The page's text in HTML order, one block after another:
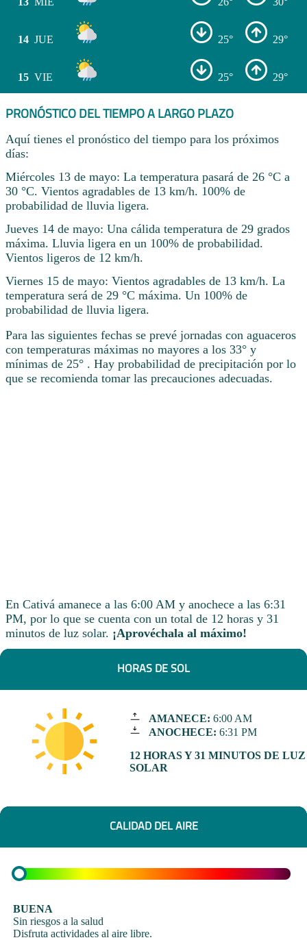
14 JUE 25° 29°
15 VIE 25° 29°
PRONÓSTICO DEL TIEMPO A LARGO PLAZO
Aquí tienes el pronóstico del tiempo para los próximos
días:
Miércoles 13 de mayo: La temperatura pasará de 26 °C a
30 °C. Vientos agradables de 13 km/h. 100% de
probabilidad de lluvia ligera.
Jueves 14 de mayo: Una cálida temperatura de 29 grados
máxima. Lluvia ligera en un 100% de probabilidad.
Vientos ligeros de 12 km/h.
Viernes 15 de mayo: Vientos agradables de 13 km/h. La
temperatura será de 29 °C máxima. Un 100% de
probabilidad de lluvia ligera.
Para las siguientes fechas se prevé jornadas con aguaceros
con temperaturas máximas no mayores a los 33° y
mínimas de 25° . Hay probabilidad de precipitación por lo
que se recomienda tomar las precauciones adecuadas.
En Cativá amanece a las 6:00 AM y anochece a las 6:31
PM, por lo que se cuenta con un total de 12 horas y 31
minutos de luz solar. ¡Aprovéchala al máximo!
HORAS DE SOL
AMANECE: 6:00 AM
ANOCHECE: 6:31 PM
12 HORAS Y 31 MINUTOS DE LUZ
SOLAR
CALIDAD DEL AIRE
BUENA
Sin riesgos a la salud
Disfruta actividades al aire libre.